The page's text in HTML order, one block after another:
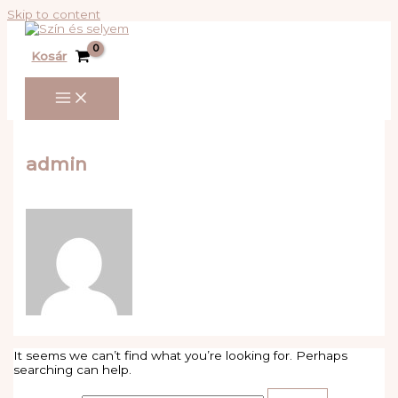
Skip to content
Kosár
admin
It seems we can’t find what you’re looking for. Perhaps
searching can help.